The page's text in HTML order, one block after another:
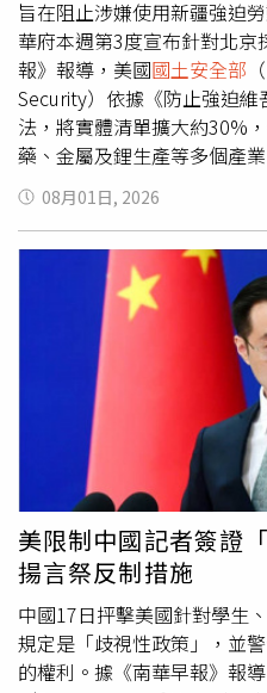
旨在阻止涉嫌使用新疆強迫
華府本週第3度宣布針對北
報》報導，美國國土安全部
Security）依據《防止強迫維
法，將實體清單擴大約30%
藥、金屬及鋰生產等多個產
法》由美國國會於2021年通
疆維吾爾自治區的進口商品
流入美國市場。美國國務院
戈特（Tommy Pigott）表示
體，涉及在新疆生產或銷售
人勞動法》所規定的維吾爾
生產的商品。」他補充，此
銅、交通基礎設施、鋁、番
域。此次擴大的黑名單還包
「湖南艾華集團股份有限公
（Federal Register）公告指
的化學箔材及其他原料來自
境保衛局（US Customs
月3日起，開始攔截來自這些
「美國與中國共產黨戰略競
Committee on the
United States and the
勒納爾（John Moolenaar）
08月01日, 2026
美限制中國記者簽證
揚言祭反制措施
中國17日抨擊美國針對學生
規定是「歧視性政策」，並
的權利。據《南華早報》報